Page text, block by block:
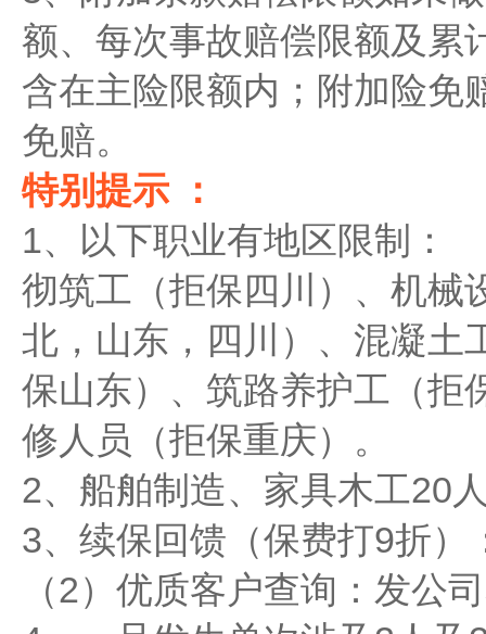
额、每次事故赔偿限额及累
含在主险限额内；附加险免
免赔。
特别提示 ：
1、以下职业有地区限制：
彻筑工（拒保四川）、机械
北，山东，四川）、混凝土
保山东）、筑路养护工（拒
修人员（拒保重庆）。
2、船舶制造、家具木工20
3、续保回馈（保费打9折
（2）优质客户查询：发公